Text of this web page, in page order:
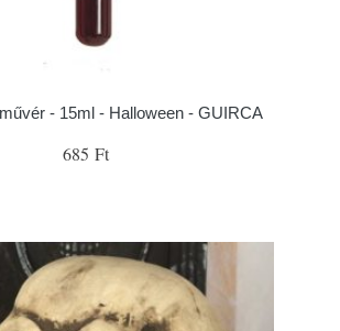
- 15ml - Halloween - GUIRCA
685 Ft